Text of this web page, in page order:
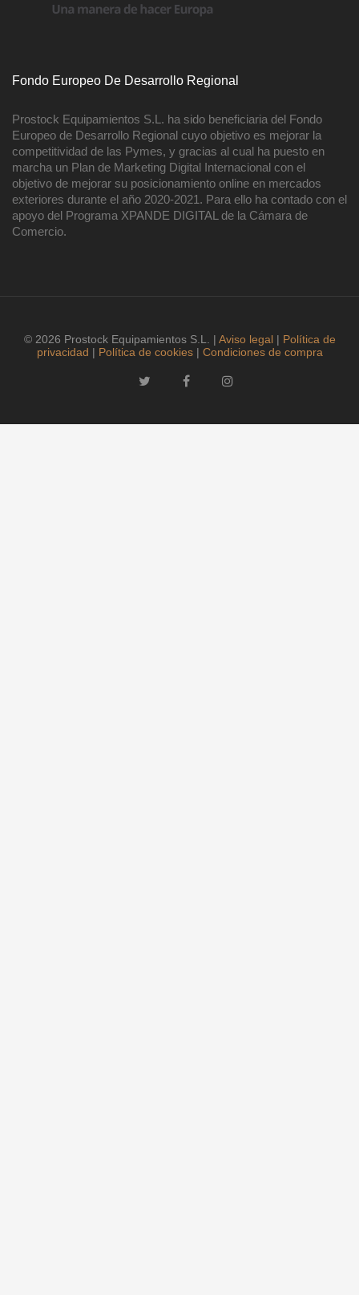
Fondo Europeo De Desarrollo Regional
Prostock Equipamientos S.L. ha sido beneficiaria del Fondo
Europeo de Desarrollo Regional cuyo objetivo es mejorar la
competitividad de las Pymes, y gracias al cual ha puesto en
marcha un Plan de Marketing Digital Internacional con el
objetivo de mejorar su posicionamiento online en mercados
exteriores durante el año 2020-2021. Para ello ha contado con el
apoyo del Programa XPANDE DIGITAL de la Cámara de
Comercio.
© 2026 Prostock Equipamientos S.L. | Aviso legal| Política de
privacidad | Política de cookies| Condiciones de compra